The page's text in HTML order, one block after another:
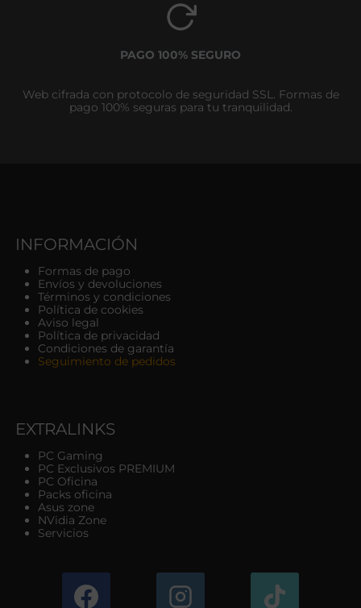
PAGO 100% SEGURO
Web cifrada con protocolo de seguridad SSL. Formas de
pago 100% seguras para tu tranquilidad.
INFORMACIÓN
Formas de pago
Envíos y devoluciones
Términos y condiciones
Política de cookies
Aviso legal
Política de privacidad
Condiciones de garantía
Seguimiento de pedidos
EXTRALINKS
PC Gaming
PC Exclusivos PREMIUM
PC Oficina
Packs oficina
Asus zone
NVidia Zone
Servicios